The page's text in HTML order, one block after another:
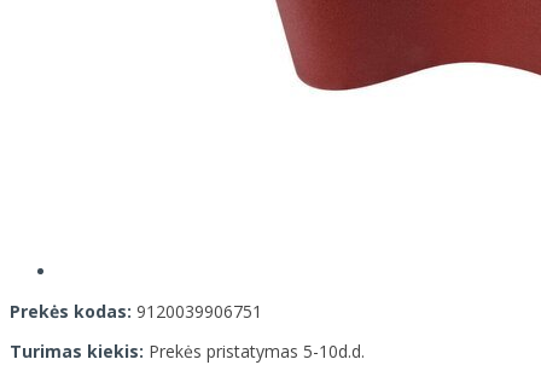
Prekės kodas: 9120039906751
Turimas kiekis: Prekės pristatymas 5-10d.d.